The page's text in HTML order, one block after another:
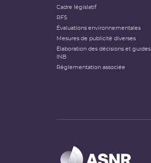
Cadre législatif
RFS
Évaluations environnementales
Mesures de publicité diverses
Élaboration des décisions et guides
INB
Réglementation associée